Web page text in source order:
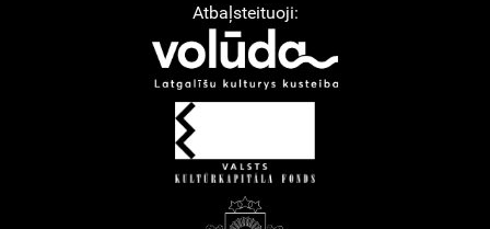
Atbaļsteituoji: